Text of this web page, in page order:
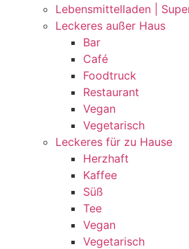
Lebensmittelladen |
Leckeres außer Haus
Bar
Café
Foodtruck
Restaurant
Vegan
Vegetarisch
Leckeres für zu Hause
Herzhaft
Kaffee
Süß
Tee
Vegan
Vegetarisch